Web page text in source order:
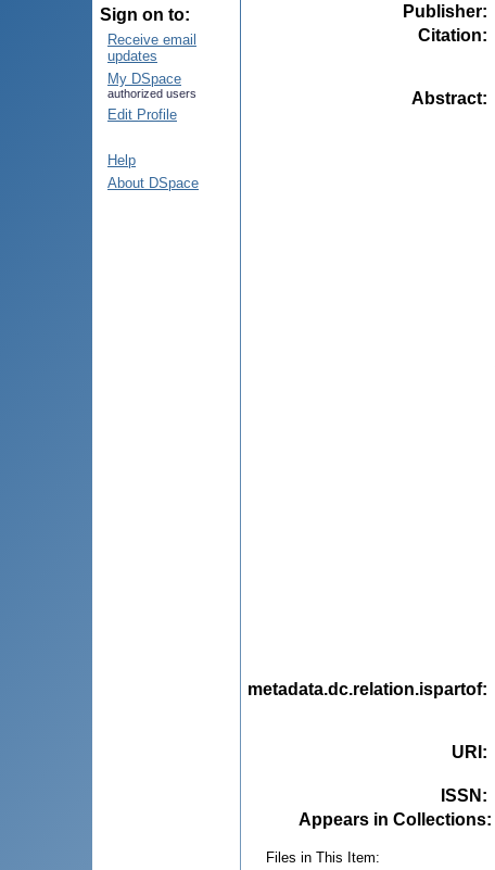
Sign on to:
Receive email
updates
My DSpace
authorized users
Edit Profile
Help
About DSpace
Publisher:
Citation:
Abstract:
metadata.dc.relation.ispartof:
URI :
ISSN :
Appears in Collections:
Files in This Item: